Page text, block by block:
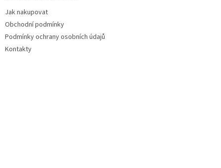
Jak nakupovat
Obchodní podmínky
Podmínky ochrany osobních údajů
Kontakty